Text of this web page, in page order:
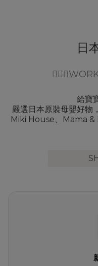
日
給寶
嚴選日本原裝母嬰好物
Miki House、Mama &